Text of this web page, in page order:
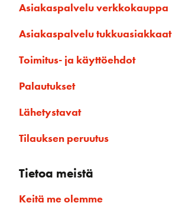
Asiakaspalvelu verkkokauppa
Asiakaspalvelu tukkuasiakkaat
Toimitus- ja käyttöehdot
Palautukset
Lähetystavat
Tilauksen peruutus
Tietoa meistä
Keitä me olemme